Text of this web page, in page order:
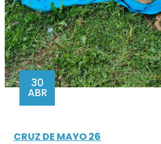
30
ABR
CRUZ DE MAYO 26